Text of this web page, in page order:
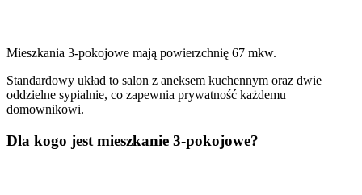
Mieszkania 3-pokojowe mają powierzchnię 67 mkw.
Standardowy układ to salon z aneksem kuchennym oraz dwie
oddzielne sypialnie, co zapewnia prywatność każdemu
domownikowi.
Dla kogo jest mieszkanie 3-pokojowe?